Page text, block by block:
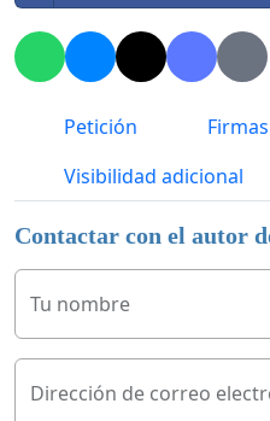
Petición Firmas
Visibilidad adicional
Contactar con el autor
Tu nombre
Dirección de correo